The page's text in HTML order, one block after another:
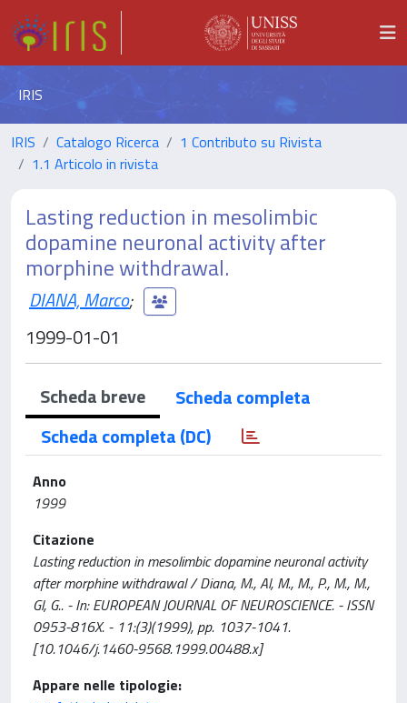
IRIS
IRIS Catalogo Ricerca
1 Contributo su Rivista
1.1 Articolo in rivista
Lasting reduction in mesolimbic
dopamine neuronal activity after
morphine withdrawal.
DIANA, Marco;
1999-01-01
Scheda breve
Scheda completa
Scheda completa (DC)
Anno
1999
Citazione
Lasting reduction in mesolimbic dopamine neuronal activity
after morphine withdrawal / Diana, M., Al, M., M., P., M., M.,
Gl, G.. - In: EUROPEAN JOURNAL OF NEUROSCIENCE. - ISSN
0953-816X. - 11:(3)(1999), pp. 1037-1041.
[10.1046/j.1460-9568.1999.00488.x]
Appare nelle tipologie: